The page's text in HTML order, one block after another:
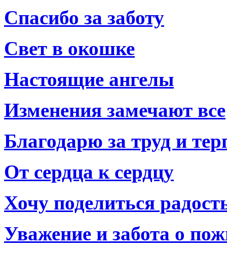
Спасибо за заботу
Свет в окошке
Настоящие ангелы
Изменения замечают все
Благодарю за труд и
От сердца к сердцу
Хочу поделиться
Уважение и забота о